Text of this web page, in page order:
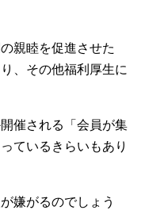
親睦を促進させた
、その他福利厚生に
催される「会員が集
ているきらいもあり
嫌がるのでしょう